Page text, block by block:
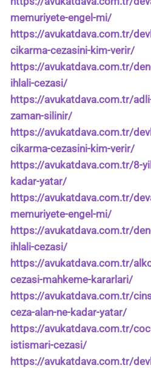
memuriyete-engel-mi/
https://avukatdava.com.tr/
cikarma-cezasini-kim-verir/
https://avukatdava.com.tr/
ihlali-cezasi/
https://avukatdava.com.tr/
zaman-silinir/
https://avukatdava.com.tr/
cikarma-cezasini-kim-verir/
https://avukatdava.com.tr/8-
kadar-yatar/
https://avukatdava.com.tr/
memuriyete-engel-mi/
https://avukatdava.com.tr/
ihlali-cezasi/
https://avukatdava.com.tr/
cezasi-mahkeme-kararlari/
https://avukatdava.com.tr/
ceza-alan-ne-kadar-yatar/
https://avukatdava.com.tr/
istismari-cezasi/
https://avukatdava.com.tr/